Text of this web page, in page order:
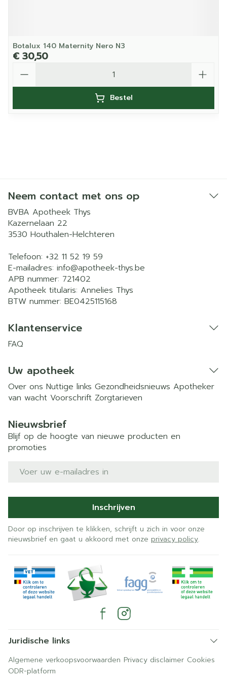
Botalux 140 Maternity Nero N3
€ 30,50
Bestel
Neem contact met ons op
BVBA Apotheek Thys
Kazernelaan 22
3530 Houthalen-Helchteren
Telefoon: +32 11 52 19 59
E-mailadres: info@apotheek-thys.be
APB nummer: 721402
Apotheek titularis: Annelies Thys
BTW nummer: BE0425115168
Klantenservice
FAQ
Uw apotheek
Over ons Nuttige links Gezondheidsnieuws Apotheker
van wacht Voorschrift Zorgtarieven
Nieuwsbrief
Blijf op de hoogte van nieuwe producten en
promoties
E-mail adres
Inschrijven
Door op inschrijven te klikken, schrijft u zich in voor onze
nieuwsbrief en gaat u akkoord met onze privacy policy.
Juridische links
Algemene verkoopsvoorwaarden Privacy disclaimer Cookies
ODR-platform